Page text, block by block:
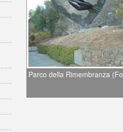
Parco della Rimembranza